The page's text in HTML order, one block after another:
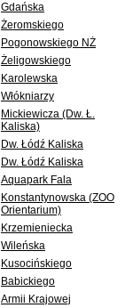
Gdańska
Żeromskiego
Pogonowskiego NŻ
Żeligowskiego
Karolewska
Włókniarzy
Mickiewicza (Dw. Ł.
Kaliska)
Dw. Łódź Kaliska
Dw. Łódź Kaliska
Aquapark Fala
Konstantynowska (ZOO
Orientarium)
Krzemieniecka
Wileńska
Kusocińskiego
Babickiego
Armii Krajowej